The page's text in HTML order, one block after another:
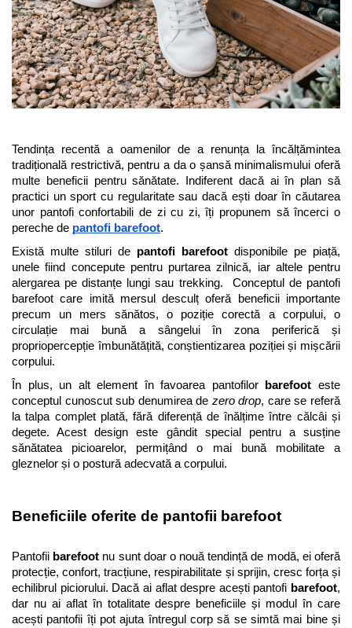
Șosete-pantofi
Reduceri
Reduceri
Tendința recentă a oamenilor de a renunța la încălțămintea
tradițională restrictivă, pentru a da o șansă minimalismului oferă
multe beneficii pentru sănătate. Indiferent dacă ai în plan să
practici un sport cu regularitate sau dacă ești doar în căutarea
unor pantofi confortabili de zi cu zi, îți propunem să încerci o
pereche de pantofi barefoot.
Există multe stiluri de pantofi barefoot disponibile pe piață,
unele fiind concepute pentru purtarea zilnică, iar altele pentru
alergarea pe distanțe lungi sau trekking.  Conceptul de pantofi
barefoot care imită mersul desculț oferă beneficii importante
precum un mers sănătos, o poziție corectă a corpului, o
circulație mai bună a sângelui în zona periferică și
propriopercepție îmbunătățită, conștientizarea poziției și mișcării
corpului.
În plus, un alt element în favoarea pantofilor
barefoot este
conceptul cunoscut sub denumirea de zero drop, care se referă
la talpa complet plată, fără diferență de înălțime între călcâi și
degete. Acest design este gândit special pentru a susține
sănătatea picioarelor, permițând o mai bună mobilitate a
gleznelor și o postură adecvată a corpului.
Beneficiile oferite de pantofii barefoot
Pantofii barefoot nu sunt doar o nouă tendință de modă, ei oferă
protecție, confort, tracțiune, respirabilitate și sprijin, cresc forța și
echilibrul piciorului. Dacă ai aflat despre acești pantofi barefoot,
dar nu ai aflat în totalitate despre beneficiile și modul în care
acești pantofii îți pot ajuta întregul corp să se simtă mai bine și